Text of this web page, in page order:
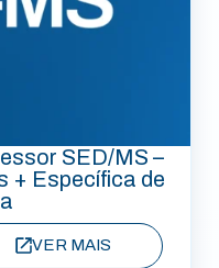
SED/MS –
+ Específica de
VER MAIS